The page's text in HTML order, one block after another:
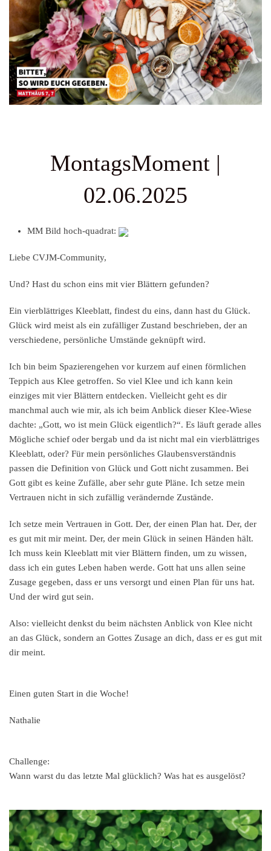
MontagsMoment |
02.06.2025
MM Bild hoch-quadrat:
Liebe CVJM-Community,
Und? Hast du schon eins mit vier Blättern gefunden?
Ein vierblättriges Kleeblatt, findest du eins, dann hast du Glück.
Glück wird meist als ein zufälliger Zustand beschrieben, der an
verschiedene, persönliche Umstände geknüpft wird.
Ich bin beim Spazierengehen vor kurzem auf einen förmlichen
Teppich aus Klee getroffen. So viel Klee und ich kann kein
einziges mit vier Blättern entdecken. Vielleicht geht es dir
manchmal auch wie mir, als ich beim Anblick dieser Klee-Wiese
dachte: „Gott, wo ist mein Glück eigentlich?“. Es läuft gerade alles
Mögliche schief oder bergab und da ist nicht mal ein vierblättriges
Kleeblatt, oder? Für mein persönliches Glaubensverständnis
passen die Definition von Glück und Gott nicht zusammen. Bei
Gott gibt es keine Zufälle, aber sehr gute Pläne. Ich setze mein
Vertrauen nicht in sich zufällig verändernde Zustände.
Ich setze mein Vertrauen in Gott. Der, der einen Plan hat. Der, der
es gut mit mir meint. Der, der mein Glück in seinen Händen hält.
Ich muss kein Kleeblatt mit vier Blättern finden, um zu wissen,
dass ich ein gutes Leben haben werde. Gott hat uns allen seine
Zusage gegeben, dass er uns versorgt und einen Plan für uns hat.
Und der wird gut sein.
Also: vielleicht denkst du beim nächsten Anblick von Klee nicht
an das Glück, sondern an Gottes Zusage an dich, dass er es gut mit
dir meint.
Einen guten Start in die Woche!
Nathalie
Challenge:
Wann warst du das letzte Mal glücklich? Was hat es ausgelöst?